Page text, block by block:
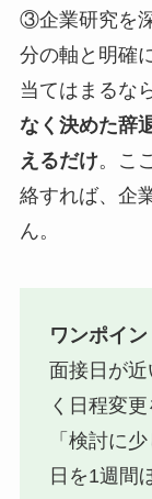
③企業研究を
分の軸と明確
当てはまるな
なく決めた辞
えるだけ。こ
絡すれば、企
ん。
ワンポイン
面接日が
く日程変
「検討に
日を1週間